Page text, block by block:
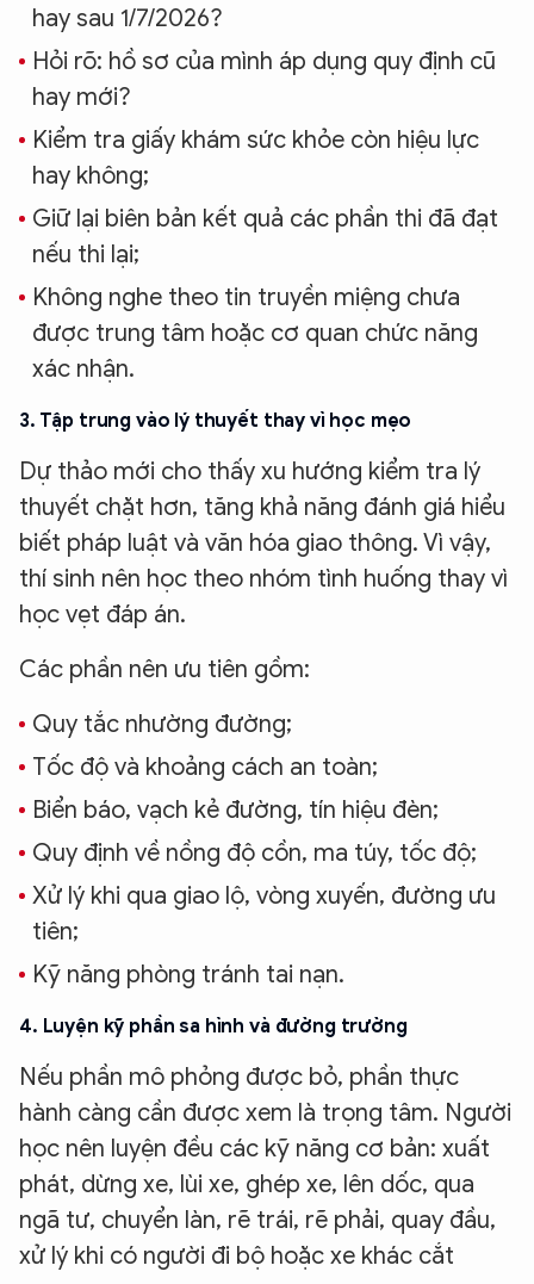
hay sau 1/7/2026?
Hỏi rõ: hồ sơ của mình áp dụng quy định cũ
hay mới?
Kiểm tra giấy khám sức khỏe còn hiệu lực
hay không;
Giữ lại biên bản kết quả các phần thi đã đạt
nếu thi lại;
Không nghe theo tin truyền miệng chưa
được trung tâm hoặc cơ quan chức năng
xác nhận.
3. Tập trung vào lý thuyết thay vì học mẹo
Dự thảo mới cho thấy xu hướng kiểm tra lý
thuyết chặt hơn, tăng khả năng đánh giá hiểu
biết pháp luật và văn hóa giao thông. Vì vậy,
thí sinh nên học theo nhóm tình huống thay vì
học vẹt đáp án.
Các phần nên ưu tiên gồm:
Quy tắc nhường đường;
Tốc độ và khoảng cách an toàn;
Biển báo, vạch kẻ đường, tín hiệu đèn;
Quy định về nồng độ cồn, ma túy, tốc độ;
Xử lý khi qua giao lộ, vòng xuyến, đường ưu
tiên;
Kỹ năng phòng tránh tai nạn.
4. Luyện kỹ phần sa hình và đường trường
Nếu phần mô phỏng được bỏ, phần thực
hành càng cần được xem là trọng tâm. Người
học nên luyện đều các kỹ năng cơ bản: xuất
phát, dừng xe, lùi xe, ghép xe, lên dốc, qua
ngã tư, chuyển làn, rẽ trái, rẽ phải, quay đầu,
xử lý khi có người đi bộ hoặc xe khác cắt
XIN CHÀO,
TÔI LÀ CHATBOT CỦA